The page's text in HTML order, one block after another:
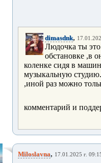
dimasdnk,
Людочка ты
обстановке ,в
коленке сидя в
музыкальную студию.
,иной раз можно
комментарий и
Miloslavna, 17.01.2025 г.